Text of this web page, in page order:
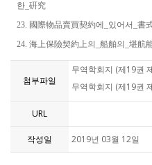
한_硏究
23. 國際物品賣買契約에_있어서_書
24. 海上保險契約上의_船舶의_堪航
첨부파일
무역학회지 (제19권
무역학회지 (제19권
URL
작성일 2019년 03월 12일